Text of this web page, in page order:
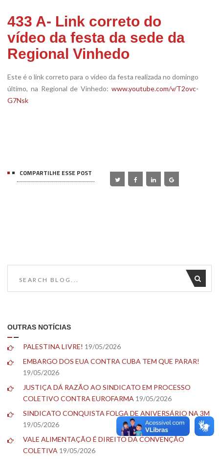
433 A- Link correto do
vídeo da festa da sede da
Regional Vinhedo
Este é o link correto para o vídeo da festa realizada no domingo
último, na Regional de Vinhedo: www.youtube.com/v/T2ovc-
G7Nsk
COMPARTILHE ESSE POST
OUTRAS NOTÍCIAS
PALESTINA LIVRE! 19/05/2026
EMBARGO DOS EUA CONTRA CUBA TEM QUE PARAR!
19/05/2026
JUSTIÇA DÁ RAZÃO AO SINDICATO EM PROCESSO
COLETIVO CONTRA EUROFARMA 19/05/2026
SINDICATO CONQUISTA FOLGA DE ANIVERSÁRIO NA 3M
19/05/2026
VALE ALIMENTAÇÃO É DIREITO DA CONVENÇÃO
COLETIVA 19/05/2026